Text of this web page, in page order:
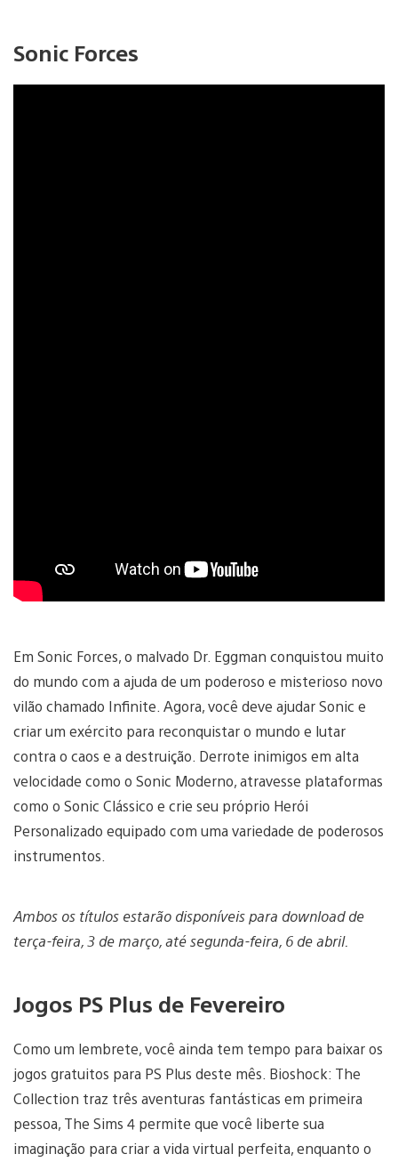
Sonic Forces
Em Sonic Forces, o malvado Dr. Eggman conquistou muito
do mundo com a ajuda de um poderoso e misterioso novo
vilão chamado Infinite. Agora, você deve ajudar Sonic e
criar um exército para reconquistar o mundo e lutar
contra o caos e a destruição. Derrote inimigos em alta
velocidade como o Sonic Moderno, atravesse plataformas
como o Sonic Clássico e crie seu próprio Herói
Personalizado equipado com uma variedade de poderosos
instrumentos.
Ambos os títulos estarão disponíveis para download de
terça-feira, 3 de março, até segunda-feira, 6 de abril.
Jogos PS Plus de Fevereiro
Como um lembrete, você ainda tem tempo para baixar os
jogos gratuitos para PS Plus deste mês. Bioshock: The
Collection traz três aventuras fantásticas em primeira
pessoa, The Sims 4 permite que você liberte sua
imaginação para criar a vida virtual perfeita, enquanto o